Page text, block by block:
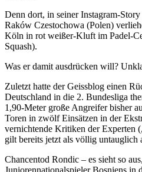
Denn dort, in seiner Instagram-
Raków Czestochowa (Polen)
Köln in rot weißer-Kluft im Padel-
Squash).
Was er damit ausdrücken will?
Zuletzt hatte der Geissblog einen
Deutschland in die 2. Bundesliga
1,90-Meter große Angreifer bisher
Toren in zwölf Einsätzen in der
vernichtende Kritiken der Experten
gilt bereits jetzt als völlig untauglich
Chancentod Rondic – es sieht so
Juniorennationalspieler Bosniens in